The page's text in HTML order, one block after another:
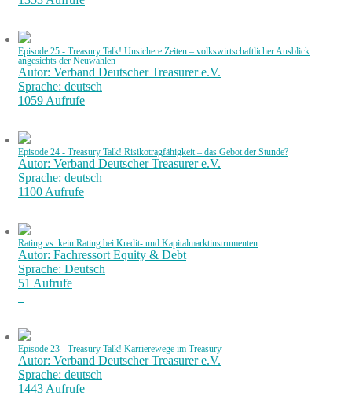
Episode 25 - Treasury Talk! Unsichere Zeiten – volkswirtschaftlicher Ausblick
angesichts der Neuwahlen
Autor: Verband Deutscher Treasurer e.V.
Sprache: deutsch
1059 Aufrufe
Episode 24 - Treasury Talk! Risikotragfähigkeit – das Gebot der Stunde?
Autor: Verband Deutscher Treasurer e.V.
Sprache: deutsch
1100 Aufrufe
Rating vs. kein Rating bei Kredit- und Kapitalmarktinstrumenten
Autor: Fachressort Equity & Debt
Sprache: Deutsch
51 Aufrufe
Episode 23 - Treasury Talk! Karrierewege im Treasury
Autor: Verband Deutscher Treasurer e.V.
Sprache: deutsch
1443 Aufrufe